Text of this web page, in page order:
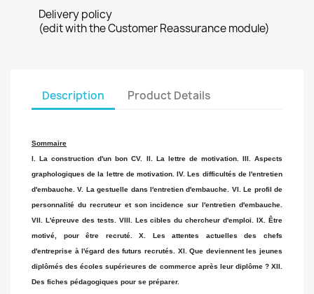
Delivery policy
(edit with the Customer Reassurance module)
Description Product Details
Sommaire
I. La construction d'un bon CV. II. La lettre de motivation. III. Aspects
graphologiques de la lettre de motivation. IV. Les difficultés de l'entretien
d'embauche. V. La gestuelle dans l'entretien d'embauche. VI. Le profil de
personnalité du recruteur et son incidence sur l'entretien d'embauche.
VII. L'épreuve des tests. VIII. Les cibles du chercheur d'emploi. IX. Être
motivé, pour être recruté. X. Les attentes actuelles des chefs
d'entreprise à l'égard des futurs recrutés. XI. Que deviennent les jeunes
diplômés des écoles supérieures de commerce après leur diplôme ? XII.
Des fiches pédagogiques pour se préparer.